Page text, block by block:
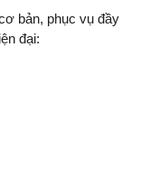
bản, phục vụ đầy
đại: